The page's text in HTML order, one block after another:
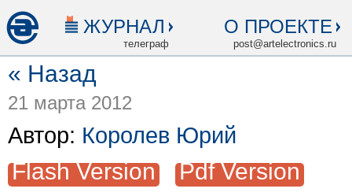
ЖУРНАЛ
телеграф
О ПРОЕКТЕ
post@artelectronics.ru
« Назад
21 марта 2012
Автор: Королев Юрий
Flash Version Pdf Version